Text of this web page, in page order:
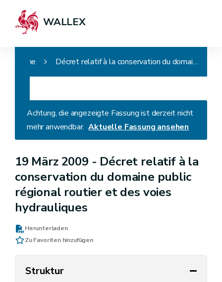
WALLEX
Home Décret relatif à la conservation du domaine public régional routier et des voies hydrauliques
Achtung, die angezeigte Fassung ist derzeit nicht
mehr anwendbar. Aktuelle Fassung ansehen
19 März 2009 - Décret relatif à la
conservation du domaine public
régional routier et des voies
hydrauliques
Herunterladen
Zu Favoriten hinzufügen
Struktur